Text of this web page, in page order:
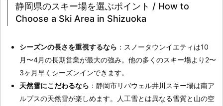
静岡県のスキー場を選ぶポイント / How to
Choose a Ski Area in Shizuoka
シーズンの長さを重視するなら ：スノータウンイエティは10
月〜4月の長期営業が最大の強み。他の多くのスキー場より2〜
3ヶ月早くシーズンインできます。
天然雪にこだわるなら ：静岡市リバウェル井川スキー場は南ア
ルプスの天然雪が楽しめます。人工雪とは異なる雪質と山の空